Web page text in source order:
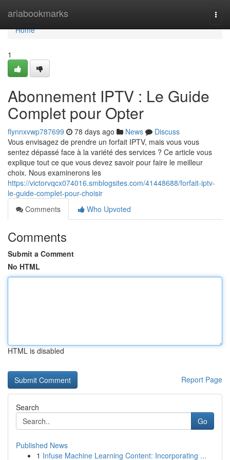
ariabookmarks
Home
Home
1
Abonnement IPTV : Le Guide
Complet pour Opter
flynnxvwp787699 78 days ago News
Discuss
Vous envisagez de prendre un forfait IPTV, mais vous vous
sentez dépassé face à la variété des services ? Ce article vous
explique tout ce que vous devez savoir pour faire le meilleur
choix. Nous examinerons les
https://victorvqcx074016.smblogsites.com/41448688/forfait-iptv-
le-guide-complet-pour-choisir
Comments
Who Upvoted
Comments
Submit a Comment
No HTML
HTML is disabled
Report Page
Search
Go
Published News
1 Infuse Machine Learning Content: Incorporating ...